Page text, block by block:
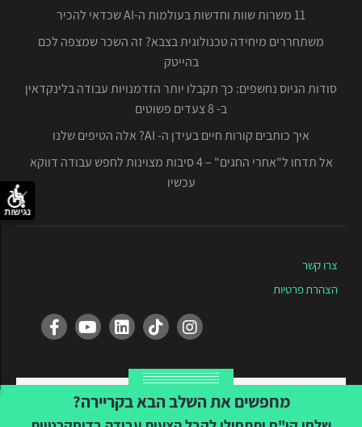
11 משרות שוות וחדשות בעולמות ה-AI שכדאי להכיר
משתחררים מיחידה טכנולוגית בצבא? זה השכר שמצפה לכם
בהייטק
סודות הגיוס נחשפים: כך תקבלו יותר הזדמנויות עבודה בלינקדאין
ב- 8 צעדים פשוטים
איך כותבים קורות חיים בעידן ה- AI? אלה הטיפים שלנו
אל תדחו ל"אחרי החגים" – 4 סיבות מצוינות לחפש עבודה דווקא
עכשיו
צרו קשר
הצהרת פרטיות
Created by Tvuna
מחפשים את השלב הבא בקריירה?
נגישות